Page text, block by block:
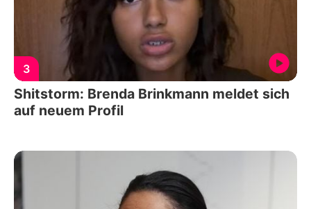
3
Shitstorm: Brenda Brinkmann meldet sich
auf neuem Profil